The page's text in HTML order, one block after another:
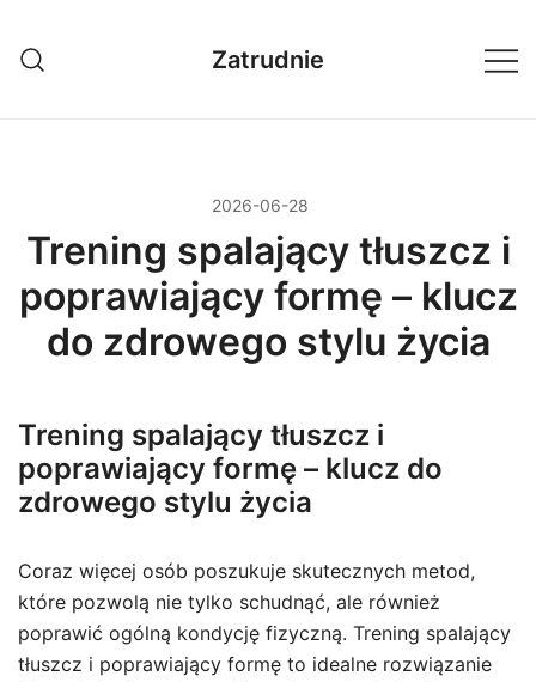
treści
Zatrudnie
2026-06-28
Trening spalający tłuszcz i
poprawiający formę – klucz
do zdrowego stylu życia
Trening spalający tłuszcz i
poprawiający formę – klucz do
zdrowego stylu życia
Coraz więcej osób poszukuje skutecznych metod,
które pozwolą nie tylko schudnąć, ale również
poprawić ogólną kondycję fizyczną. Trening spalający
tłuszcz i poprawiający formę to idealne rozwiązanie